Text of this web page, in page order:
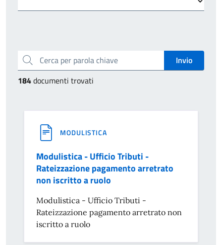
Cerca per parola chiave
184documenti trovati
MODULISTICA
Modulistica - Ufficio Tributi -
Rateizzazione pagamento arretrato
non iscritto a ruolo
Modulistica - Ufficio Tributi -
Rateizzazione pagamento arretrato non
iscritto a ruolo